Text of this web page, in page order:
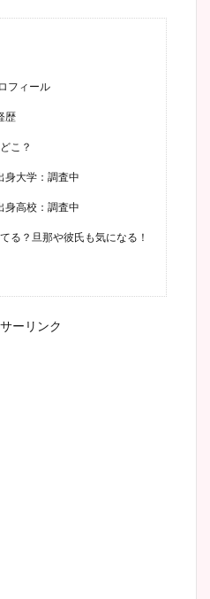
フィール
歴
こ？
身大学：調査中
身高校：調査中
る？旦那や彼氏も気になる！
ーリンク